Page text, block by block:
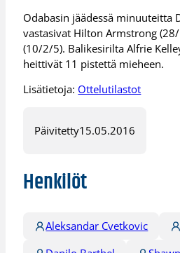
Odabasin jäädessä minuuteitta
vastasivat Hilton Armstrong
(10/2/5). Balikesirilta Alfrie
heittivät 11 pistettä mieheen.
Lisätietoja: Ottelutilastot
Päivitetty15.05.2016
Henkilöt
Aleksandar Cvetkovic